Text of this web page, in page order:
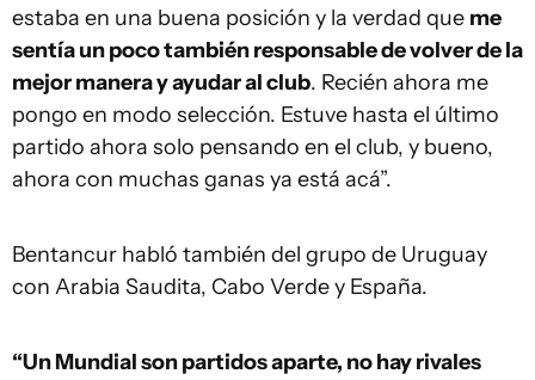
estaba en una buena posición y la verdad que me
sentía un poco también responsable de volver de la
mejor manera y ayudar al club. Recién ahora me
pongo en modo selección. Estuve hasta el último
partido ahora solo pensando en el club, y bueno,
ahora con muchas ganas ya está acá”.
Bentancur habló también del grupo de Uruguay
con Arabia Saudita, Cabo Verde y España.
“Un Mundial son partidos aparte, no hay rivales